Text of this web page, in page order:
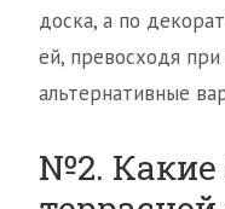
доска, а по
ей, превосходя
альтернативные
№2.